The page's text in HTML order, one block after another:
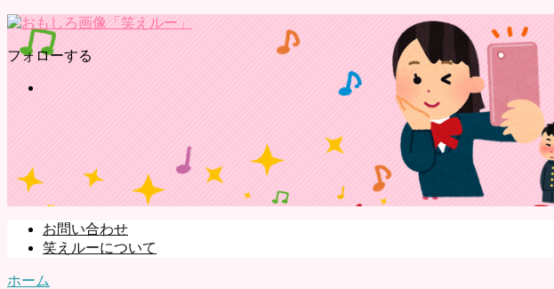
フォローする
お問い合わせ
笑えルーについて
ホーム